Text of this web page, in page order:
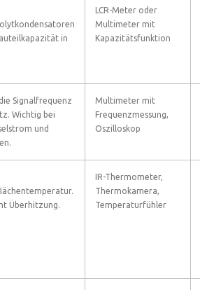
in
LCR-Meter oder
Multimeter mit
Kapazitätsfunktion
Signalfrequenz
Wichtig bei
und
Multimeter mit
Frequenzmessung,
Oszilloskop
Überhitzung.
IR-Thermometer,
Thermokamera,
Temperaturfühler